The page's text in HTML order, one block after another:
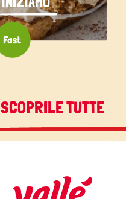
SCOPRILE TUTTE